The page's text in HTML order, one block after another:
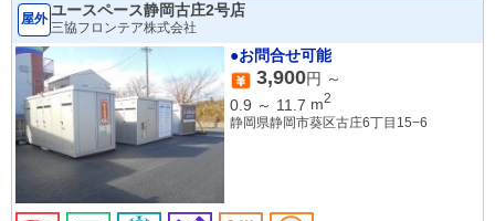
屋外 ユースペース静岡古庄2号店
三協フロンテア株式会社
●お問合せ可能
3,900円 ～
0.9 ～ 11.7 m2
静岡県静岡市葵区古庄6丁目15−6